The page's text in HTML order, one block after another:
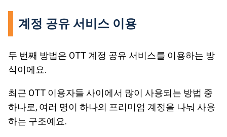
계정 공유 서비스 이용
두 번째 방법은 OTT 계정 공유 서비스를 이용하는 방
식이에요.
최근 OTT 이용자들 사이에서 많이 사용되는 방법 중
하나로, 여러 명이 하나의 프리미엄 계정을 나눠 사용
하는 구조예요.